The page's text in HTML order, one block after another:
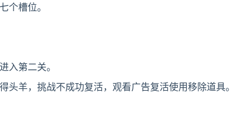
个槽位。
入第二关。
头羊，挑战不成功复活，观看广告复活使用移除道具。